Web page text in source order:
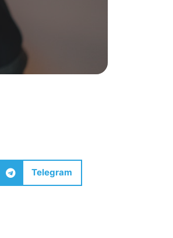
Telegram